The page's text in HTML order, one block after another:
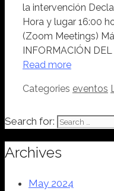
la intervención
Hora y lugar 16:00
(Zoom Meetings)
INFORMACIÓN
Read more
Categories eventos
Search for:
Archives
May 2024